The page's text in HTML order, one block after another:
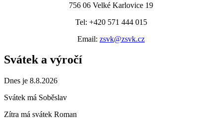
756 06 Velké Karlovice 19
Tel: +420 571 444 015
Email: zsvk@zsvk.cz
Svátek a výročí
Dnes je 8.8.2026
Svátek má Soběslav
Zítra má svátek Roman